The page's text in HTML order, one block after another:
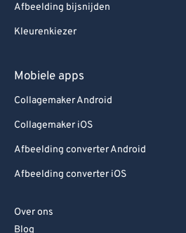
Afbeelding bijsnijden
Kleurenkiezer
Mobiele apps
Collagemaker Android
Collagemaker iOS
Afbeelding converter Android
Afbeelding converter iOS
Over ons
Blog